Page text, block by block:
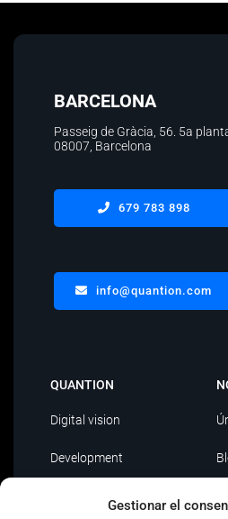
Gestionar el
BARCELONA
Passeig de Gràcia, 56. 5a
08007, Barcelona
679 783 898
info@quantion.com
QUANTION
Digital vision
Development